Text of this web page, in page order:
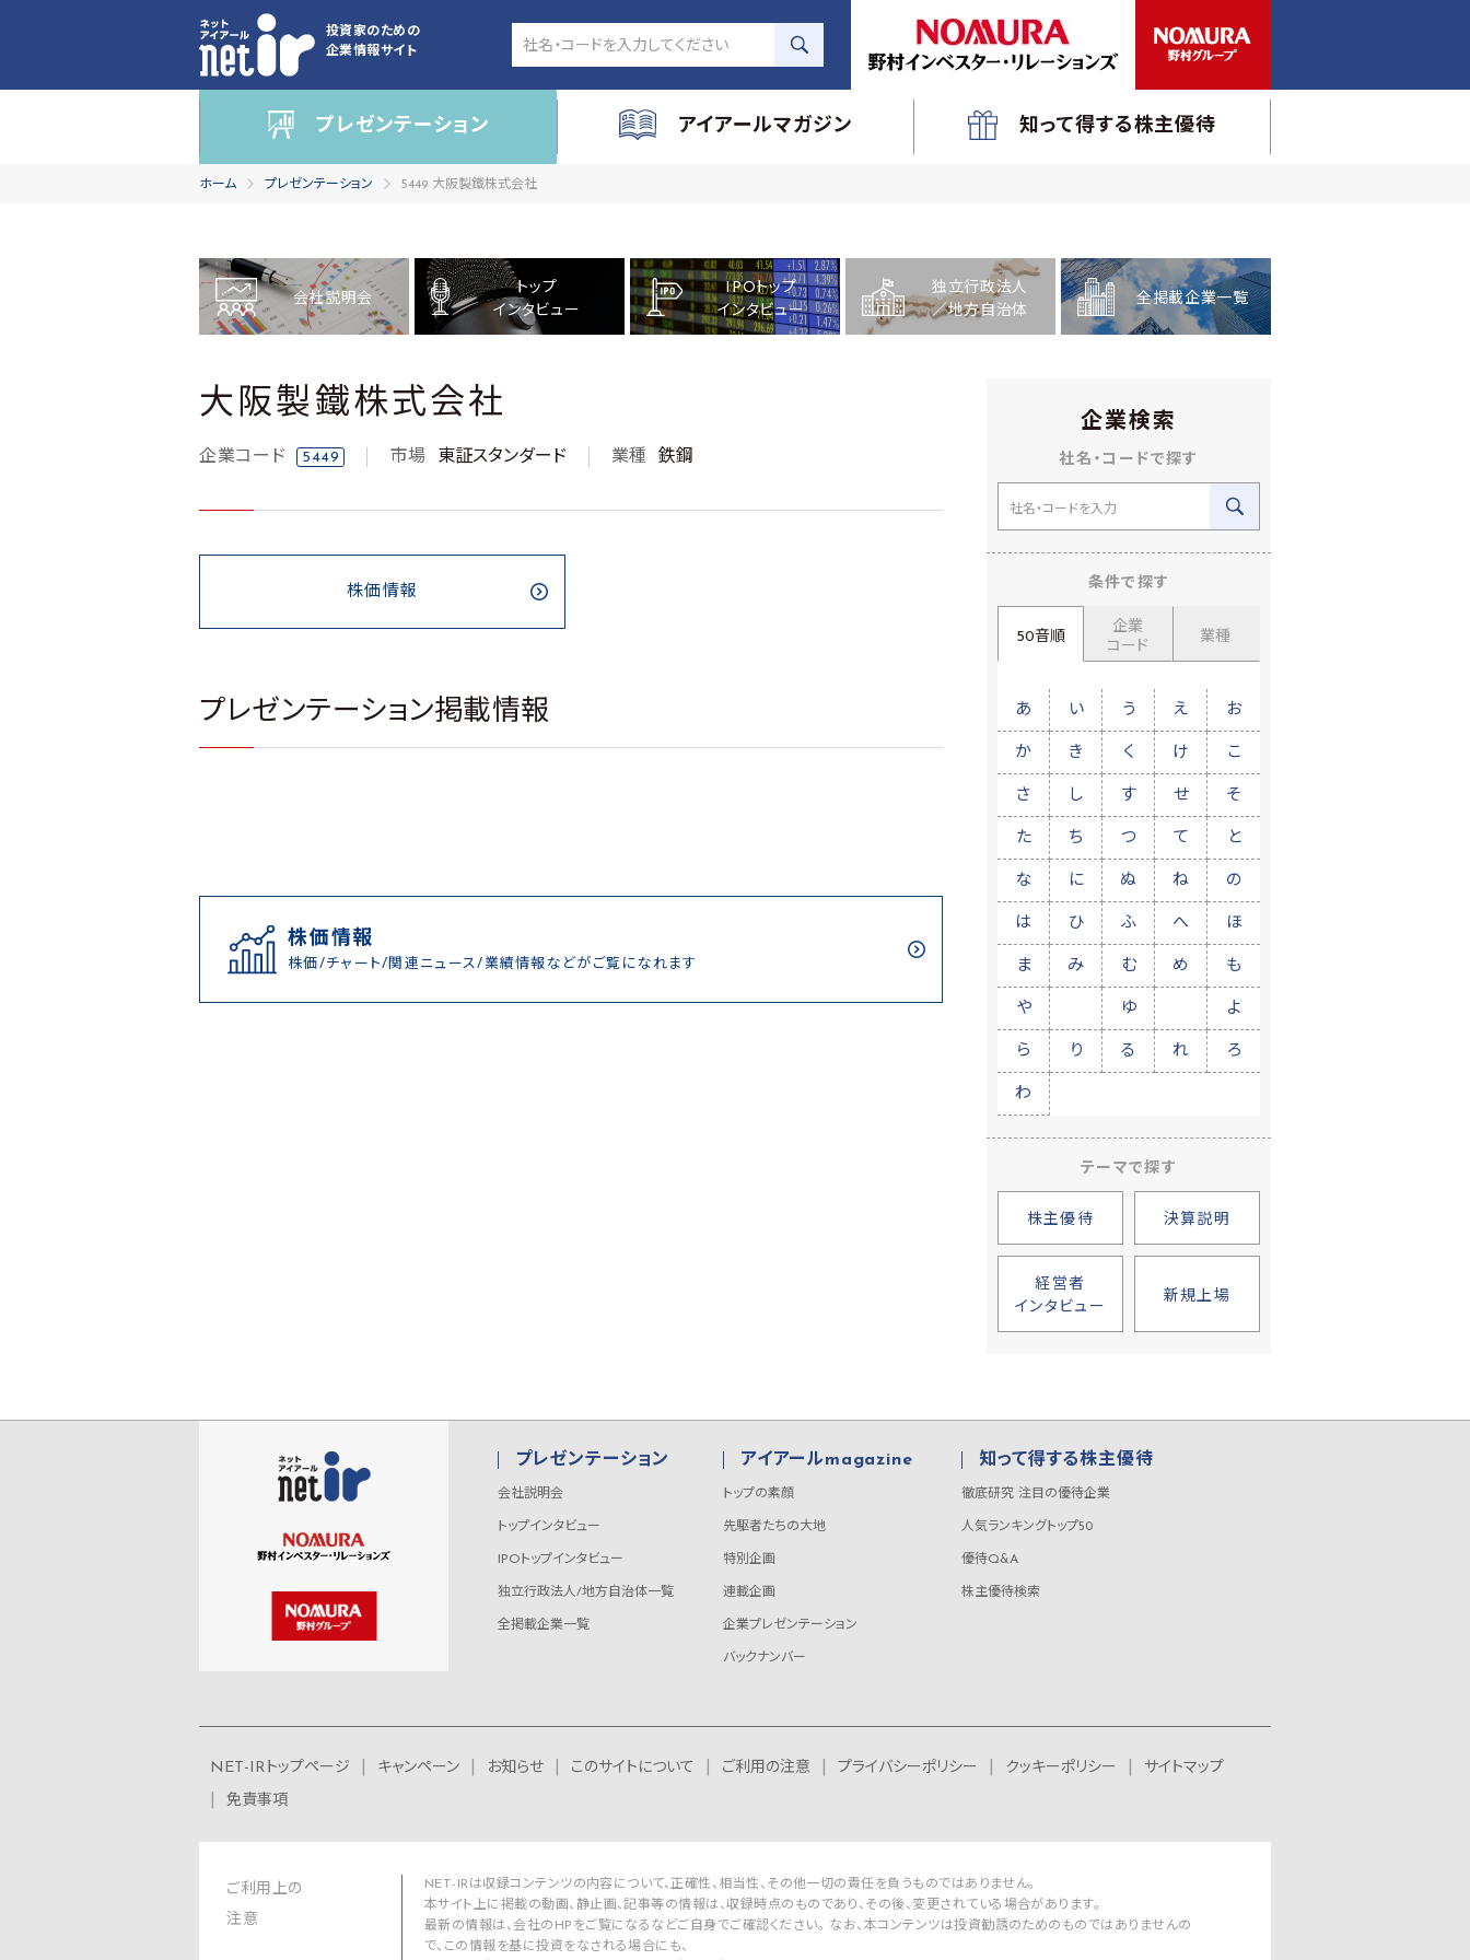
投資家のための
企業情報サイト
プレゼンテーション アイアールマガジン 知って得する株主優待
ホーム プレゼンテーション 5449 大阪製鐵株式会社
会社説明会
トップ
インタビュー
IPOトップ
インタビュー
独立行政法人
／地方自治体
全掲載企業一覧
大阪製鐵株式会社
企業コード 5449 市場 東証スタンダード 業種 鉄鋼
株価情報
プレゼンテーション掲載情報
株価情報
株価/チャート/関連ニュース/業績情報などがご覧になれます
企業検索
社名・コードで探す
条件で探す
50音順
企業
コード
業種
あ い う え お
か き く け こ
さ し す せ そ
た ち つ て と
な に ぬ ね の
は ひ ふ へ ほ
ま み む め も
や ゆ よ
ら り る れ ろ
わ
テーマで探す
株主優待 決算説明
経営者
インタビュー
新規上場
プレゼンテーション
会社説明会
トップインタビュー
IPOトップインタビュー
独立行政法人/地方自治体一覧
全掲載企業一覧
アイアールmagazine
トップの素顔
先駆者たちの大地
特別企画
連載企画
企業プレゼンテーション
バックナンバー
知って得する株主優待
徹底研究 注目の優待企業
人気ランキングトップ50
優待Q&A
株主優待検索
NET-IRトップページ キャンペーン お知らせ このサイトについて ご利用の注意 プライバシーポリシー クッキーポリシー
サイトマップ
免責事項
ご利用上の
注意
NET-IRは収録コンテンツの内容について、正確性、相当性、その他一切の責任を負うものではありません。
本サイト上に掲載の動画、静止画、記事等の情報は、収録時点のものであり、その後、変更されている場合があります。
最新の情報は、会社のHPをご覧になるなどご自身でご確認ください。 なお、本コンテンツは投資勧誘のためのものではありませんの
で、この情報を基に投資をなされる場合にも、